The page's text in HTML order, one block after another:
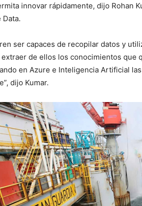
innovar rápidamente, dijo Rohan
Data.
ser capaces de recopilar datos y
de ellos los conocimientos que
en Azure e Inteligencia Artificial
dijo Kumar.